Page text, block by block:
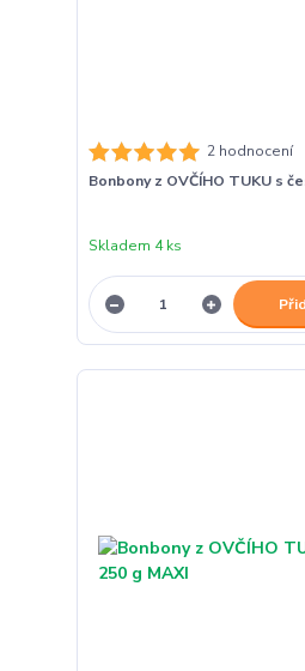
2 hodnocení
Bonbony z OVČÍHO TUKU s
Skladem 4 ks